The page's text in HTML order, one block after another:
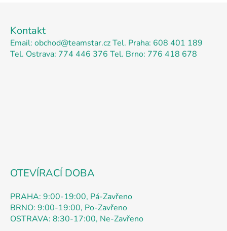
Kontakt
Email: obchod@teamstar.czTel. Praha: 608 401 189
Tel. Ostrava: 774 446 376 Tel. Brno: 776 418 678
OTEVÍRACÍ DOBA
PRAHA: 9:00-19:00, Pá-Zavřeno
BRNO: 9:00-19:00, Po-Zavřeno
OSTRAVA: 8:30-17:00, Ne-Zavřeno